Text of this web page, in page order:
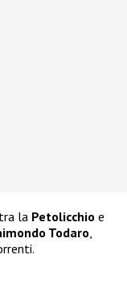
la Petolicchio e
Todaro